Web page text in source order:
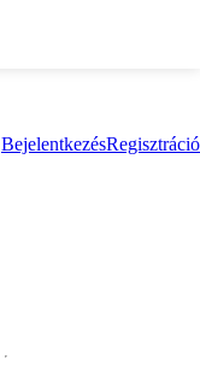
BejelentkezésRegisztráció